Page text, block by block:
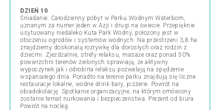
DZIEŃ 10
Śniadanie. Całodzienny pobyt w Parku Wodnym Waterbom,
uznanym za numer jeden w Azji i drugi na świecie. Przepięknie
usytuowany niedaleko Kuta Park Wodny, położony jest w
otoczeniu ogrodów i systemów wodnych. Na przestrzeni 3,8 ha
znajdziemy doskonałą rozrywkę dla dorosłych oraz rodzin z
dziećmi. Zjeżdżalnie, strefy relaksu, masaże oraz ponad 50%
powierzchni terenów zielonych sprawiają, że aktywny
wypoczynek jak i odrobina relaksu pozwalają na spędzenie
wspaniałego dnia. Ponadto na terenie parku znajdują się liczne
restauracje lokalne, wodne drink bary, pizzerie. Powrót na
obiadokolację. Spotkanie organizacyjne, na którym omówiony
zostanie temat nurkowania i bezpieczeństwa. Prezent od biura.
Powrót na nocleg.